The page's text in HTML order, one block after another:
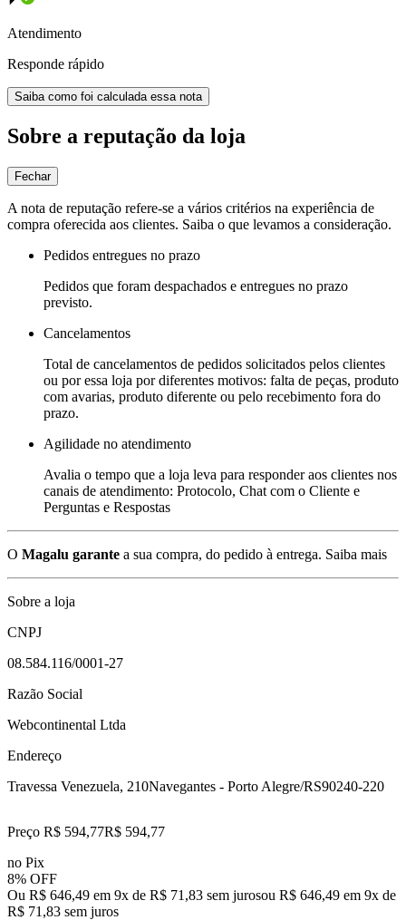
Atendimento
Responde rápido
Saiba como foi calculada essa nota
Sobre a reputação da loja
Fechar
A nota de reputação refere-se a vários critérios na experiência de
compra oferecida aos clientes. Saiba o que levamos a consideração.
Pedidos entregues no prazo
Pedidos que foram despachados e entregues no prazo
previsto.
Cancelamentos
Total de cancelamentos de pedidos solicitados pelos clientes
ou por essa loja por diferentes motivos: falta de peças, produto
com avarias, produto diferente ou pelo recebimento fora do
prazo.
Agilidade no atendimento
Avalia o tempo que a loja leva para responder aos clientes nos
canais de atendimento: Protocolo, Chat com o Cliente e
Perguntas e Respostas
O Magalu garante a sua compra, do pedido à entrega. Saiba mais
Sobre a loja
CNPJ
08.584.116/0001-27
Razão Social
Webcontinental Ltda
Endereço
Travessa Venezuela, 210Navegantes - Porto Alegre/RS90240-220
Preço R$ 594,77R$ 594,77
no Pix
8% OFF
Ou R$ 646,49 em 9x de R$ 71,83 sem jurosou R$ 646,49 em 9x de
R$ 71,83 sem juros